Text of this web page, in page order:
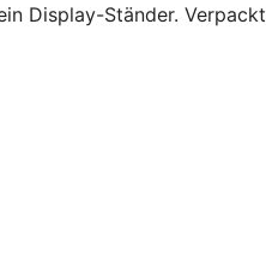
Display-Ständer.